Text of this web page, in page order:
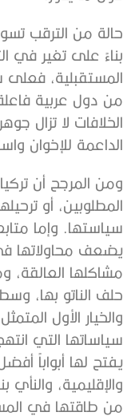
حالة من الترقب
بناءً على تغير في
المستقبلية، فعلى
من دول عربية
الخلافات لا تزال
الداعمة للإخوان
ومن المرجح أن
المطلوبين، أو
سياستها. وإما
يضعف محاولاتها
مشاكلها العالقة،
حلف الناتو بها، وسط
والخيار الأول
سياساتها التي
يفتح لها أبواباً
والإقليمية،
من طاقتها في